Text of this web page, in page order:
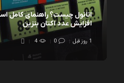
اتانول چیست؟ راهنمای کامل
افزایش عدد اکتان بنزین
1 روز قبل 0
4